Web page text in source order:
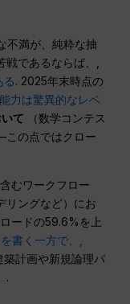
不満が、純粋な抽
であるならば、,
る. 2025年末時点の
力は驚異的なレベ
て （数学コンテス
の点ではクロー
むワークフロー
リングなど）にお
ードの59.6%を上
書く一方で、,
計画や新規論理パ
.